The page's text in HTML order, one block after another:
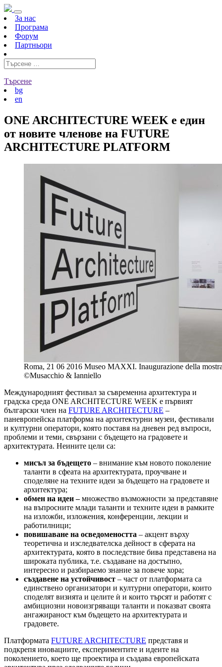
За нас
Програма
Форум
Партньори
Търсене
bg
en
ONE ARCHITECTURE WEEK е един
от новите членове на FUTURE
ARCHITECTURE PLATFORM
Roma, 21 06 2016 Museo MAXXI. Inaugurazione della
©Musacchio & Ianniello
Международният фестивал за съвременна архитектура и
градска среда ONE ARCHITECTURE WEEK е първият
български член на FUTURE ARCHITECTURE –
паневропейска платформа на архитектурни музеи, фестивали
и културни оператори, която поставя на дневен ред въпроси,
проблеми и теми, свързани с бъдещето на градовете и
архитектурата. Неините цели са:
мисъл за бъдещето – внимание към новото поколение
таланти в сфеата на архитектурата, проучване и
споделяне на техните идеи за бъдещето на градовете и
архитектура;
обмен на идеи –множество възможности за представяне
на въпросните млади таланти и техните идеи в рамките
на изложби, изложения, конференции, лекции и
работилници;
повишаване на осведомеността – акцент върху
теоретична и изследвателска дейност в сферата на
архитектурата, която в последствие бива представена на
широката публика, т.е. създаване на достъпно,
интересно и разбираемо знание за повече хора;
създавене на устойчивост – част от платформата са
единствено организатори и културни оператори, които
споделят визията и целите ѝ и които търсят и работят с
амбициозни новоизгряващи таланти и показват своята
ангажираност към бъдещето на архитектурата и
градовете.
Платформата FUTURE ARCHITECTURE представя и
подкрепя иновациите, експериментите и идеите на
поколението, което ще проектира и създава европейската